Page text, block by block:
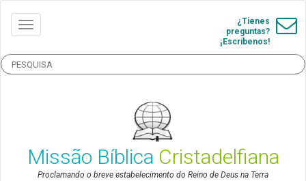
¿Tienes
preguntas?
¡Escríbenos!
Missão Bíblica Cristadelfiana
Proclamando o breve estabelecimento do Reino de Deus na Terra